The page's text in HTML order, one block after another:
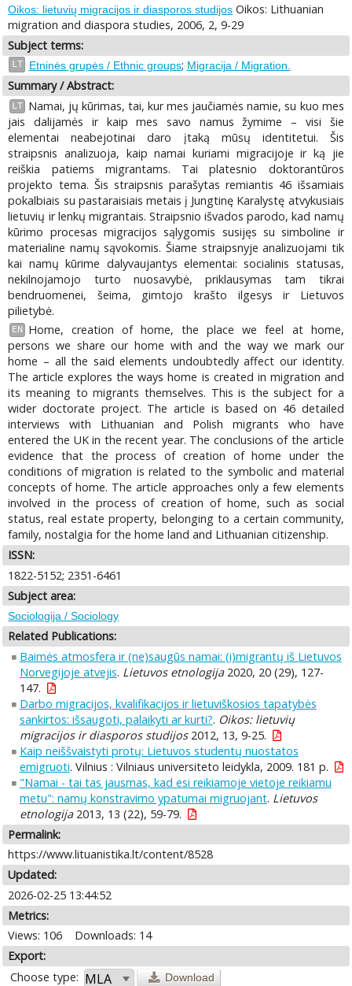
Oikos: lietuvių migracijos ir diasporos studijos Oikos: Lithuanian
migration and diaspora studies, 2006, 2, 9-29
Subject terms:
LT Etninės grupės / Ethnic groups; Migracija / Migration.
Summary / Abstract:
LT
Namai, jų kūrimas, tai, kur mes jaučiamės namie, su kuo mes
jais dalijamės ir kaip mes savo namus žymime – visi šie
elementai neabejotinai daro įtaką mūsų identitetui. Šis
straipsnis analizuoja, kaip namai kuriami migracijoje ir ką jie
reiškia patiems migrantams. Tai platesnio doktorantūros
projekto tema. Šis straipsnis parašytas remiantis 46 išsamiais
pokalbiais su pastaraisiais metais į Jungtinę Karalystę atvykusiais
lietuvių ir lenkų migrantais. Straipsnio išvados parodo, kad namų
kūrimo procesas migracijos sąlygomis susijęs su simboline ir
materialine namų sąvokomis. Šiame straipsnyje analizuojami tik
kai namų kūrime dalyvaujantys elementai: socialinis statusas,
nekilnojamojo turto nuosavybė, priklausymas tam tikrai
bendruomenei, šeima, gimtojo krašto ilgesys ir Lietuvos
pilietybė.
EN
Home, creation of home, the place we feel at home,
persons we share our home with and the way we mark our
home – all the said elements undoubtedly affect our identity.
The article explores the ways home is created in migration and
its meaning to migrants themselves. This is the subject for a
wider doctorate project. The article is based on 46 detailed
interviews with Lithuanian and Polish migrants who have
entered the UK in the recent year. The conclusions of the article
evidence that the process of creation of home under the
conditions of migration is related to the symbolic and material
concepts of home. The article approaches only a few elements
involved in the process of creation of home, such as social
status, real estate property, belonging to a certain community,
family, nostalgia for the home land and Lithuanian citizenship.
ISSN:
1822-5152; 2351-6461
Subject area:
Sociologija / Sociology
Related Publications:
Baimės atmosfera ir (ne)saugūs namai: (i)migrantų iš Lietuvos
Norvegijoje atvejis. Lietuvos etnologija2020, 20 (29), 127-
147.
Darbo migracijos, kvalifikacijos ir lietuviškosios tapatybės
sankirtos: išsaugoti, palaikyti ar kurti?. Oikos: lietuvių
migracijos ir diasporos studijos2012, 13, 9-25.
Kaip neiššvaistyti protų: Lietuvos studentų nuostatos
emigruoti. Vilnius : Vilniaus universiteto leidykla, 2009. 181 p.
"Namai - tai tas jausmas, kad esi reikiamoje vietoje reikiamu
metu": namų konstravimo ypatumai migruojant. Lietuvos
etnologija2013, 13 (22), 59-79.
Permalink:
https://www.lituanistika.lt/content/8528
Updated:
2026-02-25 13:44:52
Metrics:
Views: 106
Downloads: 14
Export:
Choose type:
Download